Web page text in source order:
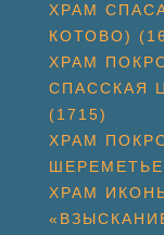
ХРАМ
КОТОВО)
ХРАМ
СПАССКАЯ
(1715)
ХРАМ
ХРАМ